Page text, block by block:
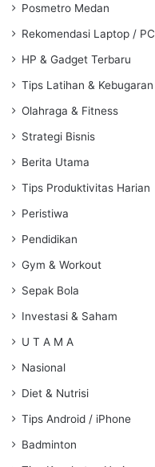
Posmetro Medan
Rekomendasi Laptop / PC
HP & Gadget Terbaru
Tips Latihan & Kebugaran
Olahraga & Fitness
Strategi Bisnis
Berita Utama
Tips Produktivitas Harian
Peristiwa
Pendidikan
Gym & Workout
Sepak Bola
Investasi & Saham
U T A M A
Nasional
Diet & Nutrisi
Tips Android / iPhone
Badminton